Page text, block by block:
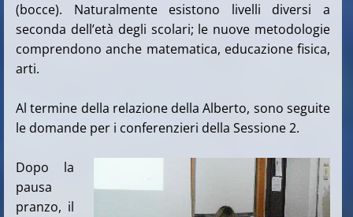
(bocce). Naturalmente esistono livelli diversi a
seconda dell’età degli scolari; le nuove metodologie
comprendono anche matematica, educazione fisica,
arti.
Al termine della relazione della Alberto, sono seguite
le domande per i conferenzieri della Sessione 2.
Dopo la
pausa
pranzo, il